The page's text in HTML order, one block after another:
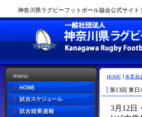
神奈川県ラグビーフットボール協会公式サイト
HOME 各委員
第13回 東